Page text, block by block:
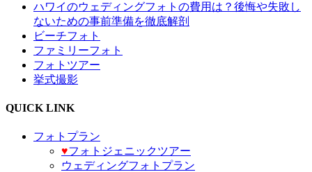
ハワイのウェディングフォトの費用は？後悔や失敗し
ないための事前準備を徹底解剖
ビーチフォト
ファミリーフォト
フォトツアー
挙式撮影
QUICK LINK
フォトプラン
♥️フォトジェニックツアー
ウェディングフォトプラン